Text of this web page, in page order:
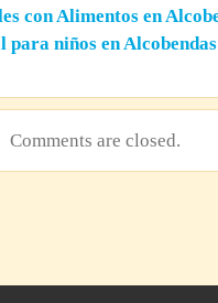
con Alimentos en
para niños en
Comments are closed.